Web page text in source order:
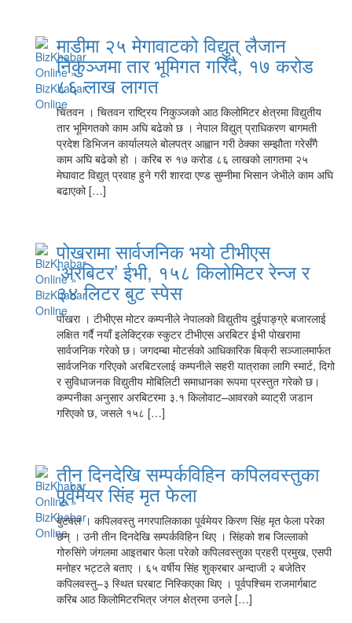
माडीमा २५ मेगावाटको विद्युत् लैजान
निकुञ्जमा तार भूमिगत गरिँदै, १७ करोड
८६ लाख लागत
चितवन । चितवन राष्ट्रिय निकुञ्जको आठ किलोमिटर क्षेत्रमा विद्युतीय
तार भूमिगतको काम अघि बढेको छ । नेपाल विद्युत् प्राधिकरण बागमती
प्रदेश डिभिजन कार्यालयले बोलपत्र आह्वान गरी ठेक्का सम्झौता गरेसँगै
काम अघि बढेको हो । करिब रु १७ करोड ८६ लाखको लागतमा २५
मेघावाट विद्युत् प्रवाह हुने गरी शारदा एण्ड सुम्नीमा भिसान जेभीले काम अघि
बढाएको […]
पोखरामा सार्वजनिक भयो टीभीएस
‘अरबिटर’ ईभी, १५८ किलोमिटर रेन्ज र
३४ लिटर बुट स्पेस
पोखरा । टीभीएस मोटर कम्पनीले नेपालको विद्युतीय दुईपाङ्ग्रे बजारलाई
लक्षित गर्दै नयाँ इलेक्ट्रिक स्कुटर टीभीएस अरबिटर ईभी पोखरामा
सार्वजनिक गरेको छ। जगदम्बा मोटर्सको आधिकारिक बिक्री सञ्जालमार्फत
सार्वजनिक गरिएको अरबिटरलाई कम्पनीले सहरी यात्राका लागि स्मार्ट, दिगो
र सुविधाजनक विद्युतीय मोबिलिटी समाधानका रूपमा प्रस्तुत गरेको छ।
कम्पनीका अनुसार अरबिटरमा ३.१ किलोवाट–आवरको ब्याट्री जडान
गरिएको छ, जसले १५८ […]
तीन दिनदेखि सम्पर्कविहिन कपिलवस्तुका
पूर्वमेयर सिंह मृत फेला
बुटवल । कपिलवस्तु नगरपालिकाका पूर्वमेयर किरण सिंह मृत फेला परेका
छन् । उनी तीन दिनदेखि सम्पर्कविहिन थिए । सिंहको शब जिल्लाको
गोरुसिंगे जंगलमा आइतबार फेला परेको कपिलवस्तुका प्रहरी प्रमुख, एसपी
मनोहर भट्टले बताए । ६५ वर्षीय सिंह शुक्रबार अन्दाजी २ बजेतिर
कपिलवस्तु–३ स्थित घरबाट निस्किएका थिए । पूर्वपश्चिम राजमार्गबाट
करिब आठ किलोमिटरभित्र जंगल क्षेत्रमा उनले […]